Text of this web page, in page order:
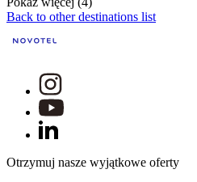
Back to other destinations list
Otrzymuj nasze wyjątkowe oferty